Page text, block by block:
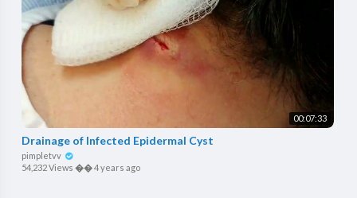
00:07:33
Drainage of Infected Epidermal Cyst
pimpletvv
54,232 Views ��4 years ago